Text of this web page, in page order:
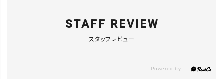
STAFF REVIEW
スタッフレビュー